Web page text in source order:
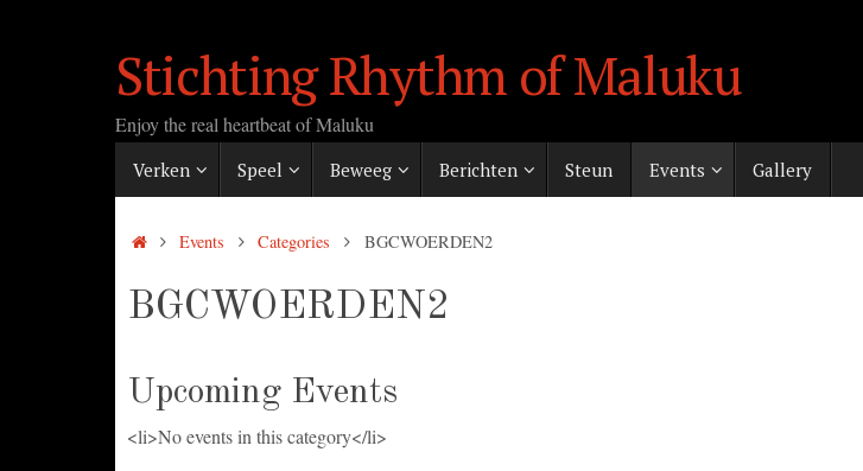
Stichting Rhythm of Maluku
Enjoy the real heartbeat of Maluku
naar
de
Verken Speel Beweeg Berichten Steun Events Gallery
HomeEvents Categories BGCWOERDEN2
BGCWOERDEN2
Upcoming Events
<li>No events in this category</li>